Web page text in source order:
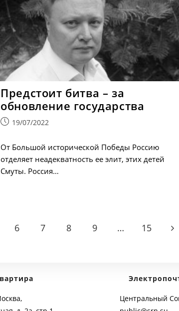
Предстоит битва – за
обновление государства
Запись19/07/2022
От Большой исторической Победы Россию
отделяет неадекватность ее элит, этих детей
Смуты. Россия…
6 7 8 9 … 15
Центральный